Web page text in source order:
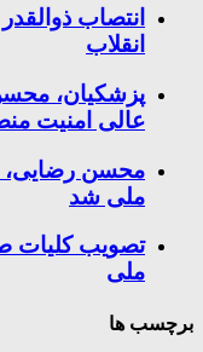
انتصاب
انقلاب
پزشکیان،
عالی امنیت
محسن رضایی،
ملی شد
تصویب کلیات
ملی
برچسب ها